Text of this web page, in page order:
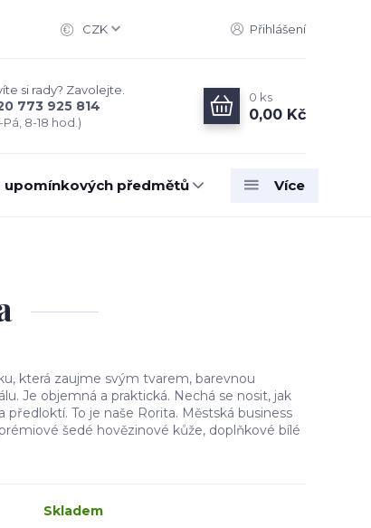
CZK Přihlášení
si rady? Zavolejte.
773 925 814
Pá, 8-18 hod.)
0 ks
0,00 Kč
upomínkových předmětů Více
která zaujme svým tvarem, barevnou
Je objemná a praktická. Nechá se nosit, jak
předloktí. To je naše Rorita. Městská business
šedé hovězinové kůže, doplňkové bílé
Skladem